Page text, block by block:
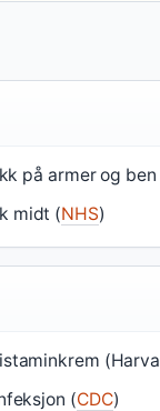
på armer og ben
midt (NHS)
(CDC)